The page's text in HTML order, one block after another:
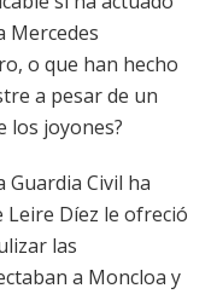
Mercedes
o que han hecho
a pesar de un
los joyones?
Guardia Civil ha
Leire Díez le ofreció
las
a Moncloa y